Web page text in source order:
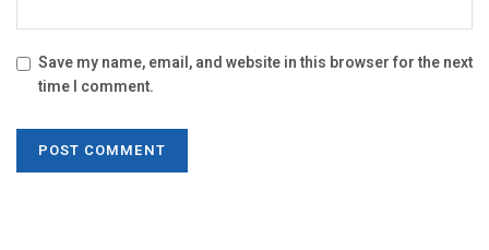
Save my name, email, and website in this browser for the next
time I comment.